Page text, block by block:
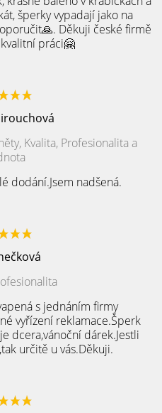
šperky vypadají jako na
Děkuji české firmě
práci🤗
Kvalita, Profesionalita a
dodání.Jsem nadšená.
s jednáním firmy
vyřízení reklamace.Šperk
dcera,vánoční dárek.Jestli
určitě u vás.Děkuji.